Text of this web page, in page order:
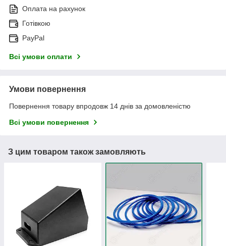
Оплата на рахунок
Готівкою
PayPal
Всі умови оплати
Умови повернення
Повернення товару впродовж 14 днів за домовленістю
Всі умови повернення
З цим товаром також замовляють